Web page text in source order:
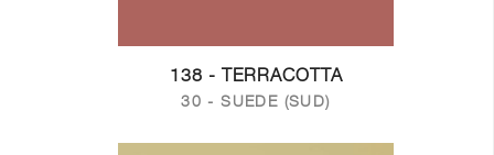
138 - TERRACOTTA
30 - SUEDE (SUD)